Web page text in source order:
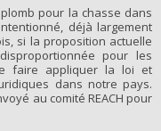
pour la chasse dans
déjà largement
si la proposition actuelle
pour les
faire appliquer la loi et
dans notre pays.
au comité REACH pour